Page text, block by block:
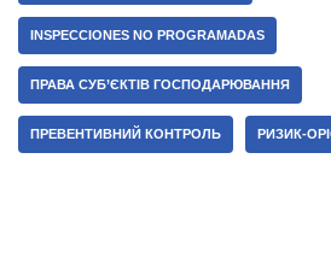
INSPECCIONES NO PROGRAMADAS
ПРАВА СУБ’ЄКТІВ ГОСПОДАРЮВАННЯ
ПРЕВЕНТИВНИЙ КОНТРОЛЬ РИЗИК-